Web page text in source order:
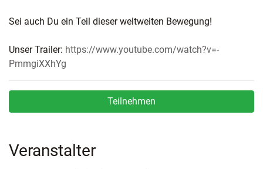
Sei auch Du ein Teil dieser weltweiten Bewegung!
Unser Trailer: https://www.youtube.com/watch?v=-
PmmgiXXhYg
Teilnehmen
Veranstalter